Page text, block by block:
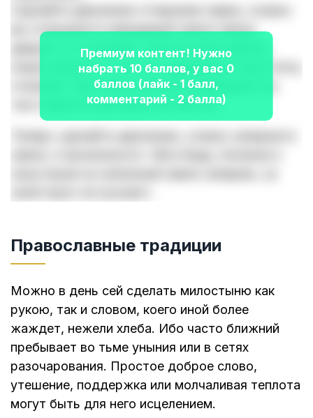
вы открываете невидимый замок перед
дверью, со словами: «Ключ в руке держу,
новые дороги к счастью, здоровью и достатку
отворяю. Как птицы весной возвращаются,
так и удача в мой дом слетается».
Премиум контент! Нужно
набрать 10 баллов, у вас 0
баллов (лайк - 1 балл,
комментарий - 2 балла)
Православные традиции
Можно в день сей сделать милостыню как
рукою, так и словом, коего иной более
жаждет, нежели хлеба. Ибо часто ближний
пребывает во тьме уныния или в сетях
разочарования. Простое доброе слово,
утешение, поддержка или молчаливая теплота
могут быть для него исцелением.